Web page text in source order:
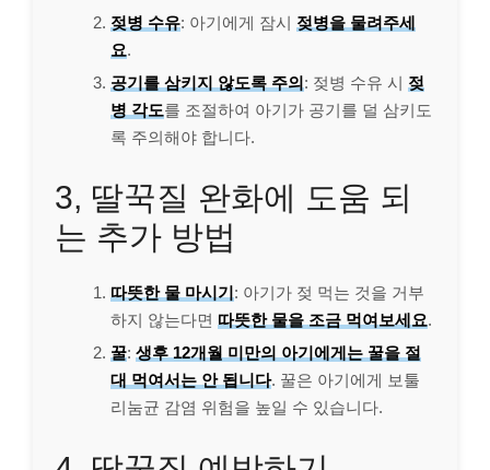
젖병 수유: 아기에게 잠시 젖병을 물려주세
요.
공기를 삼키지 않도록 주의: 젖병 수유 시 젖
병 각도를 조절하여 아기가 공기를 덜 삼키도
록 주의해야 합니다.
3, 딸꾹질 완화에 도움 되
는 추가 방법
따뜻한 물 마시기: 아기가 젖 먹는 것을 거부
하지 않는다면 따뜻한 물을 조금 먹여보세요.
꿀: 생후 12개월 미만의 아기에게는 꿀을 절
대 먹여서는 안 됩니다. 꿀은 아기에게 보툴
리눔균 감염 위험을 높일 수 있습니다.